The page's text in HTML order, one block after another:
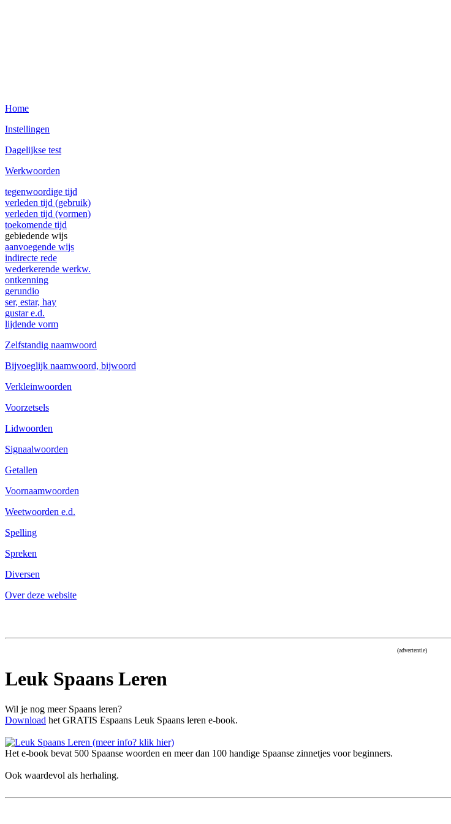
Home
Instellingen
Dagelijkse test
Werkwoorden
tegenwoordige tijd
verleden tijd (gebruik)
verleden tijd (vormen)
toekomende tijd
gebiedende wijs
aanvoegende wijs
indirecte rede
wederkerende werkw.
ontkenning
gerundio
ser, estar, hay
gustar e.d.
lijdende vorm
Zelfstandig naamwoord
Bijvoeglijk naamwoord, bijwoord
Verkleinwoorden
Voorzetsels
Lidwoorden
Signaalwoorden
Getallen
Voornaamwoorden
Weetwoorden e.d.
Spelling
Spreken
Diversen
Over deze website
(advertentie)
Leuk Spaans Leren
Wil je nog meer Spaans leren?
Download het GRATIS Espaans Leuk Spaans leren e-book.
Het e-book bevat 500 Spaanse woorden en meer dan 100 handige Spaanse zinnetjes voor beginners.
Ook waardevol als herhaling.